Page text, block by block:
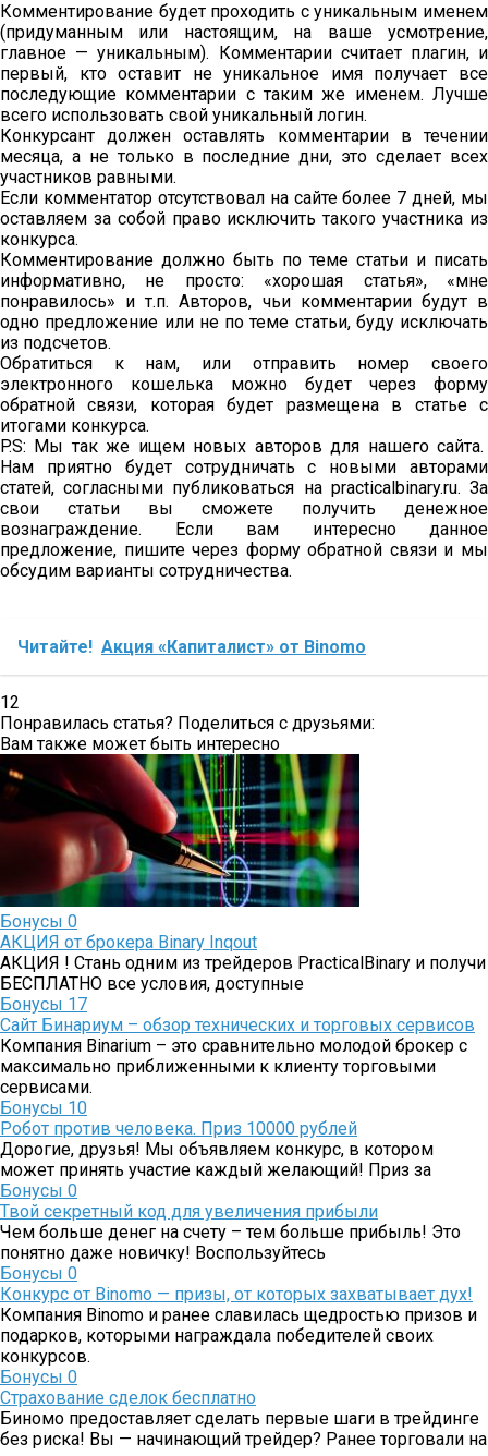
Комментирование будет проходить с уникальным именем
(придуманным или настоящим, на ваше усмотрение,
главное — уникальным). Комментарии считает плагин, и
первый, кто оставит не уникальное имя получает все
последующие комментарии с таким же именем. Лучше
всего использовать свой уникальный логин.
Конкурсант должен оставлять комментарии в течении
месяца, а не только в последние дни, это сделает всех
участников равными.
Если комментатор отсутствовал на сайте более 7 дней, мы
оставляем за собой право исключить такого участника из
конкурса.
Комментирование должно быть по теме статьи и писать
информативно, не просто: «хорошая статья», «мне
понравилось» и т.п. Авторов, чьи комментарии будут в
одно предложение или не по теме статьи, буду исключать
из подсчетов.
Обратиться к нам, или отправить номер своего
электронного кошелька можно будет через форму
обратной связи, которая будет размещена в статье с
итогами конкурса.
P.S: Мы так же ищем новых авторов для нашего сайта.
Нам приятно будет сотрудничать с новыми авторами
статей, согласными публиковаться на practicalbinary.ru. За
свои статьи вы сможете получить денежное
вознаграждение. Если вам интересно данное
предложение, пишите через форму обратной связи и мы
обсудим варианты сотрудничества.
Читайте! Акция «Капиталист» от Binomo
12
Понравилась статья? Поделиться с друзьями:
Вам также может быть интересно
Бонусы 0
АКЦИЯ от брокера Binary Inqout
АКЦИЯ ! Стань одним из трейдеров PracticalBinary и получи
БЕСПЛАТНО все условия, доступные
Бонусы 17
Сайт Бинариум – обзор технических и торговых сервисов
Компания Binarium – это сравнительно молодой брокер с
максимально приближенными к клиенту торговыми
сервисами.
Бонусы 10
Робот против человека. Приз 10000 рублей
Дорогие, друзья! Мы объявляем конкурс, в котором
может принять участие каждый желающий! Приз за
Бонусы 0
Твой секретный код для увеличения прибыли
Чем больше денег на счету – тем больше прибыль! Это
понятно даже новичку! Воспользуйтесь
Бонусы 0
Конкурс от Binomo — призы, от которых захватывает дух!
Компания Binomo и ранее славилась щедростью призов и
подарков, которыми награждала победителей своих
конкурсов.
Бонусы 0
Страхование сделок бесплатно
Биномо предоставляет сделать первые шаги в трейдинге
без риска! Вы — начинающий трейдер? Ранее торговали на